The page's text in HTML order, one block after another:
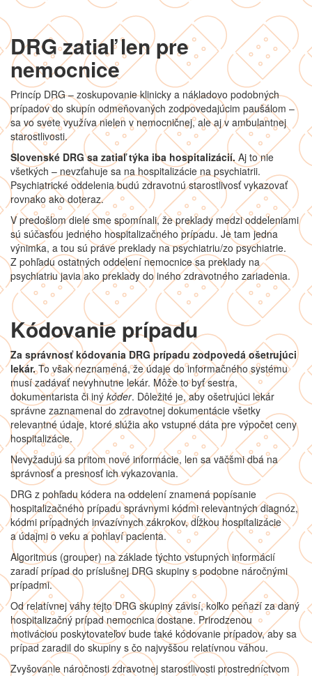
DRG zatiaľ len pre
nemocnice
Princíp DRG – zoskupovanie klinicky a nákladovo podobných
prípadov do skupín odmeňovaných zodpovedajúcim paušálom –
sa vo svete využíva nielen v nemocničnej, ale aj v ambulantnej
starostlivosti.
Slovenské DRG sa zatiaľ týka iba hospitalizácií. Aj to nie
všetkých – nevzťahuje sa na hospitalizácie na psychiatrii.
Psychiatrické oddelenia budú zdravotnú starostlivosť vykazovať
rovnako ako doteraz.
V predošlom diele sme spomínali, že preklady medzi oddeleniami
sú súčasťou jedného hospitalizačného prípadu. Je tam jedna
výnimka, a tou sú práve preklady na psychiatriu/zo psychiatrie.
Z pohľadu ostatných oddelení nemocnice sa preklady na
psychiatriu javia ako preklady do iného zdravotného zariadenia.
Kódovanie prípadu
Za správnosť kódovania DRG prípadu zodpovedá ošetrujúci
lekár.To však neznamená, že údaje do informačného systému
musí zadávať nevyhnutne lekár. Môže to byť sestra,
dokumentarista či iný kóder. Dôležité je, aby ošetrujúci lekár
správne zaznamenal do zdravotnej dokumentácie všetky
relevantné údaje, ktoré slúžia ako vstupné dáta pre výpočet ceny
hospitalizácie.
Nevyžadujú sa pritom nové informácie, len sa väčšmi dbá na
správnosť a presnosť ich vykazovania.
DRG z pohľadu kódera na oddelení znamená popísanie
hospitalizačného prípadu správnymi kódmi relevantných diagnóz,
kódmi prípadných invazívnych zákrokov, dĺžkou hospitalizácie
a údajmi o veku a pohlaví pacienta.
Algoritmus (grouper) na základe týchto vstupných informácií
zaradí prípad do príslušnej DRG skupiny s podobne náročnými
prípadmi.
Od relatívnej váhy tejto DRG skupiny závisí, koľko peňazí za daný
hospitalizačný prípad nemocnica dostane. Prirodzenou
motiváciou poskytovateľov bude také kódovanie prípadov, aby sa
prípad zaradil do skupiny s čo najvyššou relatívnou váhou.
Zvyšovanie náročnosti zdravotnej starostlivosti prostredníctvom